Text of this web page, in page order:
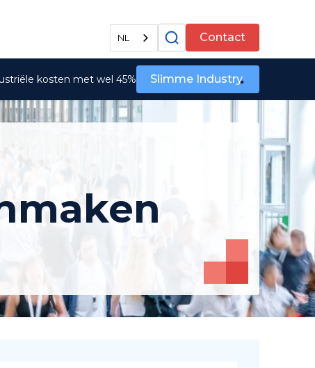
NL Contact
kosten met wel 45% Slimme Industry